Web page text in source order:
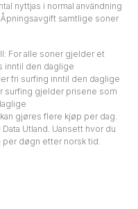
nyttjas i normal användning
samtlige soner
For alle soner gjelder et
inntil den daglige
fri surfing inntil den daglige
surfing gjelder prisene som
gjøres flere kjøp per dag.
Utland. Uansett hvor du
døgn etter norsk tid.